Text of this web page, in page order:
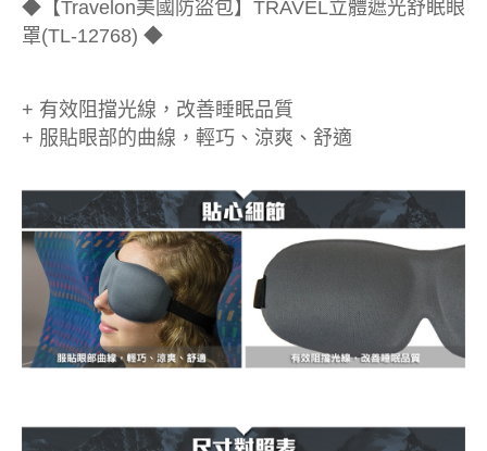
◆【Travelon美國防盜包】TRAVEL立體遮光舒眠眼
罩(TL-12768) ◆
+ 有效阻擋光線，改善睡眠品質
+ 服貼眼部的曲線，輕巧、涼爽、舒適